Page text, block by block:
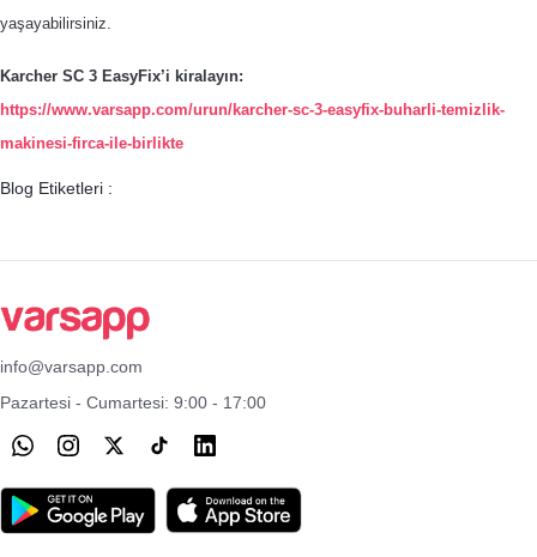
yaşayabilirsiniz.
Karcher SC 3 EasyFix’i kiralayın:
https://www.varsapp.com/urun/karcher-sc-3-easyfix-buharli-temizlik-
makinesi-firca-ile-birlikte
Blog Etiketleri :
info@varsapp.com
Pazartesi - Cumartesi: 9:00 - 17:00